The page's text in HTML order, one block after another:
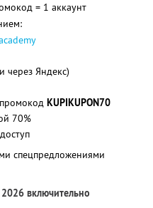
= 1 аккаунт
через Яндекс)
KUPIKUPON70
70%
спецпредложениями
включительно